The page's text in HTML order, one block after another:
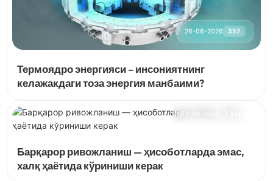
26-06-2026 352
Термоядро энергияси – инсониятнинг
келажакдаги тоза энергия манбаими?
03-06-2026
Барқарор ривожланиш — ҳисоботларда эмас,
халқ ҳаётида кўриниши керак